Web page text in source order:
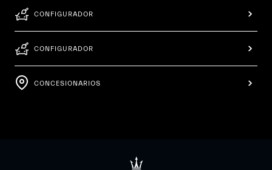
CONFIGURADOR
CONFIGURADOR
CONCESIONARIOS